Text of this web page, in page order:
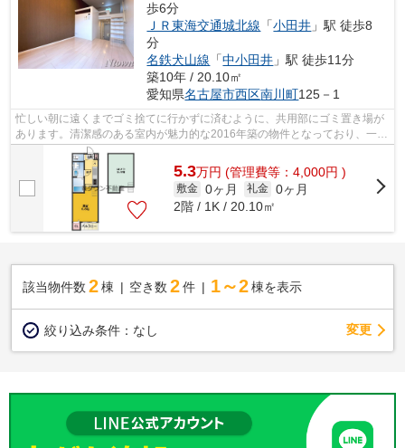
歩6分
ＪＲ東海交通城北線 「小田井 」駅 徒歩8
分
名鉄犬山線 「中小田井 」駅 徒歩11分
築10年 / 20.10㎡
愛知県名古屋市西区南川町125－1
忙しい朝に遠くまでゴミ捨てに行かずに済むように、共用部にゴミ置き場が
あります。清潔感のある室内が魅力的な2016年築の物件となっており、一押
しです。スタイリッシュな演出が可能...
5.3万円 (管理費等：4,000円 )
敷金 0ヶ月 礼金 0ヶ月
2階 / 1K / 20.10㎡
該当物件数 2棟 空き数 2 件 1～2 棟を表示
絞り込み条件： なし 変更